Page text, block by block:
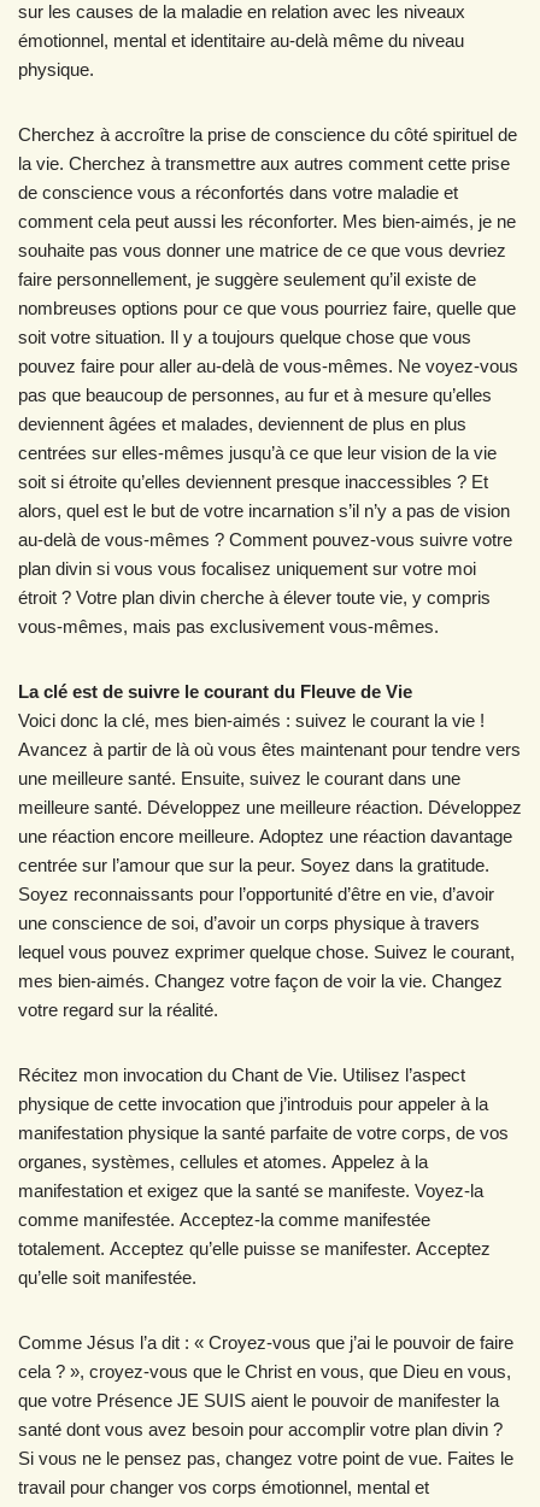
sur les causes de la maladie en relation avec les niveaux
émotionnel, mental et identitaire au-delà même du niveau
physique.
Cherchez à accroître la prise de conscience du côté spirituel de
la vie. Cherchez à transmettre aux autres comment cette prise
de conscience vous a réconfortés dans votre maladie et
comment cela peut aussi les réconforter. Mes bien-aimés, je ne
souhaite pas vous donner une matrice de ce que vous devriez
faire personnellement, je suggère seulement qu’il existe de
nombreuses options pour ce que vous pourriez faire, quelle que
soit votre situation. Il y a toujours quelque chose que vous
pouvez faire pour aller au-delà de vous-mêmes. Ne voyez-vous
pas que beaucoup de personnes, au fur et à mesure qu’elles
deviennent âgées et malades, deviennent de plus en plus
centrées sur elles-mêmes jusqu’à ce que leur vision de la vie
soit si étroite qu’elles deviennent presque inaccessibles ? Et
alors, quel est le but de votre incarnation s’il n’y a pas de vision
au-delà de vous-mêmes ? Comment pouvez-vous suivre votre
plan divin si vous vous focalisez uniquement sur votre moi
étroit ? Votre plan divin cherche à élever toute vie, y compris
vous-mêmes, mais pas exclusivement vous-mêmes.
La clé est de suivre le courant du Fleuve de Vie
Voici donc la clé, mes bien-aimés : suivez le courant la vie !
Avancez à partir de là où vous êtes maintenant pour tendre vers
une meilleure santé. Ensuite, suivez le courant dans une
meilleure santé. Développez une meilleure réaction. Développez
une réaction encore meilleure. Adoptez une réaction davantage
centrée sur l’amour que sur la peur. Soyez dans la gratitude.
Soyez reconnaissants pour l’opportunité d’être en vie, d’avoir
une conscience de soi, d’avoir un corps physique à travers
lequel vous pouvez exprimer quelque chose. Suivez le courant,
mes bien-aimés. Changez votre façon de voir la vie. Changez
votre regard sur la réalité.
Récitez mon invocation du Chant de Vie. Utilisez l’aspect
physique de cette invocation que j’introduis pour appeler à la
manifestation physique la santé parfaite de votre corps, de vos
organes, systèmes, cellules et atomes. Appelez à la
manifestation et exigez que la santé se manifeste. Voyez-la
comme manifestée. Acceptez-la comme manifestée
totalement. Acceptez qu’elle puisse se manifester. Acceptez
qu’elle soit manifestée.
Comme Jésus l’a dit : « Croyez-vous que j’ai le pouvoir de faire
cela ? », croyez-vous que le Christ en vous, que Dieu en vous,
que votre Présence JE SUIS aient le pouvoir de manifester la
santé dont vous avez besoin pour accomplir votre plan divin ?
Si vous ne le pensez pas, changez votre point de vue. Faites le
travail pour changer vos corps émotionnel, mental et